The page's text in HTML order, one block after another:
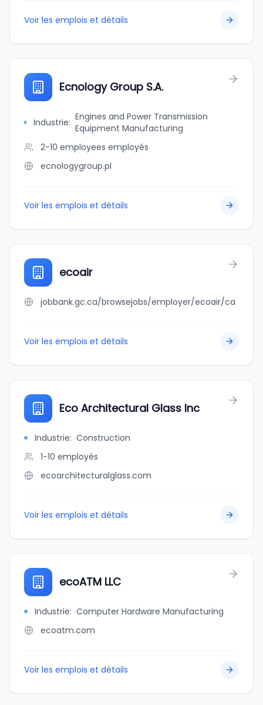
Voir les emplois et détails
Ecnology Group S.A.
Industrie: Engines and Power Transmission
Equipment Manufacturing
2-10 employees employés
ecnologygroup.pl
Voir les emplois et détails
ecoair
jobbank.gc.ca/browsejobs/employer/ecoair/ca
Voir les emplois et détails
Eco Architectural Glass Inc
Industrie: Construction
1-10 employés
ecoarchitecturalglass.com
Voir les emplois et détails
ecoATM LLC
Industrie: Computer Hardware Manufacturing
ecoatm.com
Voir les emplois et détails